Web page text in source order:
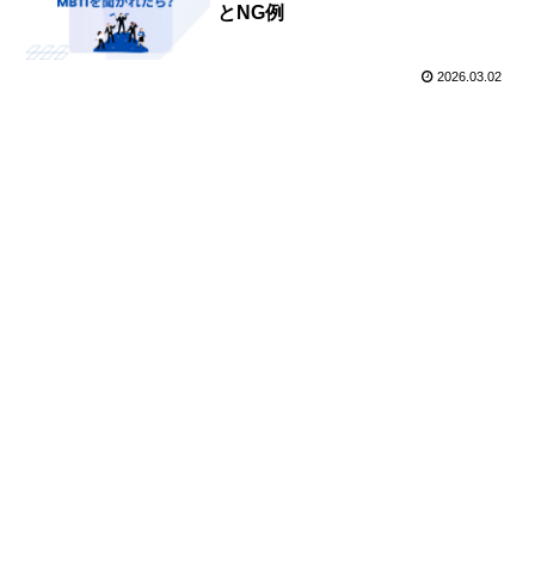
とNG例
2026.03.02